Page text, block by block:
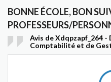
BONNE ÉCOLE, BON
PROFESSEURS/
Avis de Xdqpzapf_264 -
Comptabilité et de